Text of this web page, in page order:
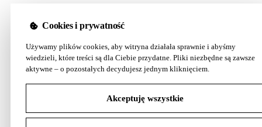
Cookies i prywatność
Używamy plików cookies, aby witryna działała sprawnie i abyśmy
wiedzieli, które treści są dla Ciebie przydatne. Pliki niezbędne są zawsze
aktywne – o pozostałych decydujesz jednym kliknięciem.
Akceptuję wszystkie